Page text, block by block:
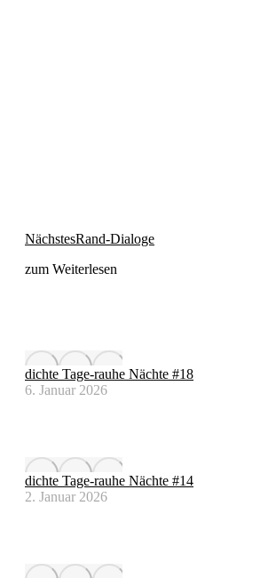
NächstesNächster
Rand-Dialoge
zum Weiterlesen
dichte Tage-rauhe Nächte #18
6. Januar 2026
dichte Tage-rauhe Nächte #14
2. Januar 2026